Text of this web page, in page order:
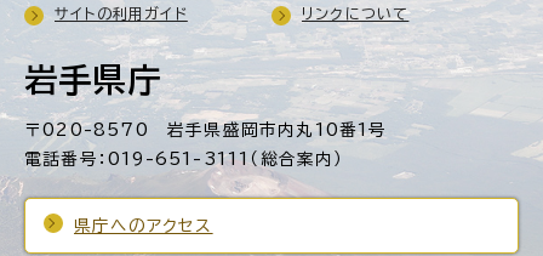
岩手県庁
〒020-8570 岩手県盛岡市内丸10番1号
電話番号：019-651-3111（総合案内）
県庁へのアクセス
サイトの利用ガイド リンクについて